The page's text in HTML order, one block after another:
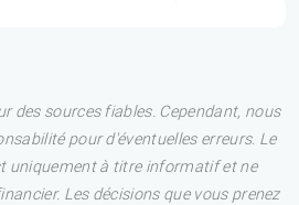
des sources fiables. Cependant, nous
pour d'éventuelles erreurs. Le
uniquement à titre informatif et ne
Les décisions que vous prenez